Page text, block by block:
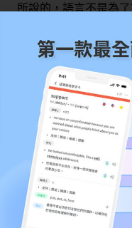
所說的， 語言不是為
嚴格來說，英文文法
的，所以當你在看 I
理解這句話的意思，
因為如果沒有 a book,
有兩個受詞語意才完整